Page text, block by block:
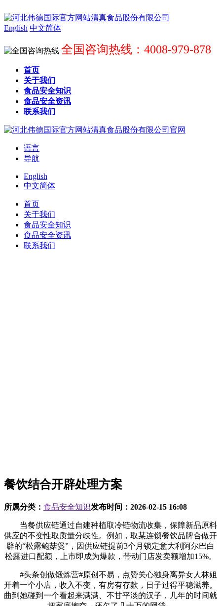
English 中文简体
全国咨询热线：4008-979-878
首页
关于我们
食品安全知识
食品安全资讯
联系我们
语言
导航
English
中文简体
首页
关于我们
食品安全知识
食品安全资讯
联系我们
餐饮结合开辟处理方案
所属分类： 食品安全知识发布时间： 2026-02-15 16:08
当餐供应链通过自建种植取冷链物流收集，保障新品原料
供应的不变性取质量分歧性。例如，取某连锁餐饮品牌合做开
辟的“松露鲍菇煲”，因供应链提前3个月锁定意大利阿尔巴白
松露进口配额，上市即成为爆款，带动门店发卖额增加15%。
#头条创做锻炼营#原创不易，点赞关心独身离异女人林姐
开着一个小店，收入不变，有房有存款，日子过得平稳滋养。
曲到她碰到一个看起来满满、不甘平淡的汉子，几年的时间就